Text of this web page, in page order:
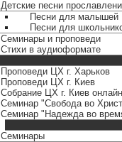
Детские песни
Песни для малышей
Песни для
Семинары и проповеди
Стихи в аудиоформате
Проповеди ЦХ г. Харьков
Проповеди ЦХ г. Киев
Собрание ЦХ г. Киев онлайн
Семинар "Свобода во
Семинар "Надежда во
Семинары